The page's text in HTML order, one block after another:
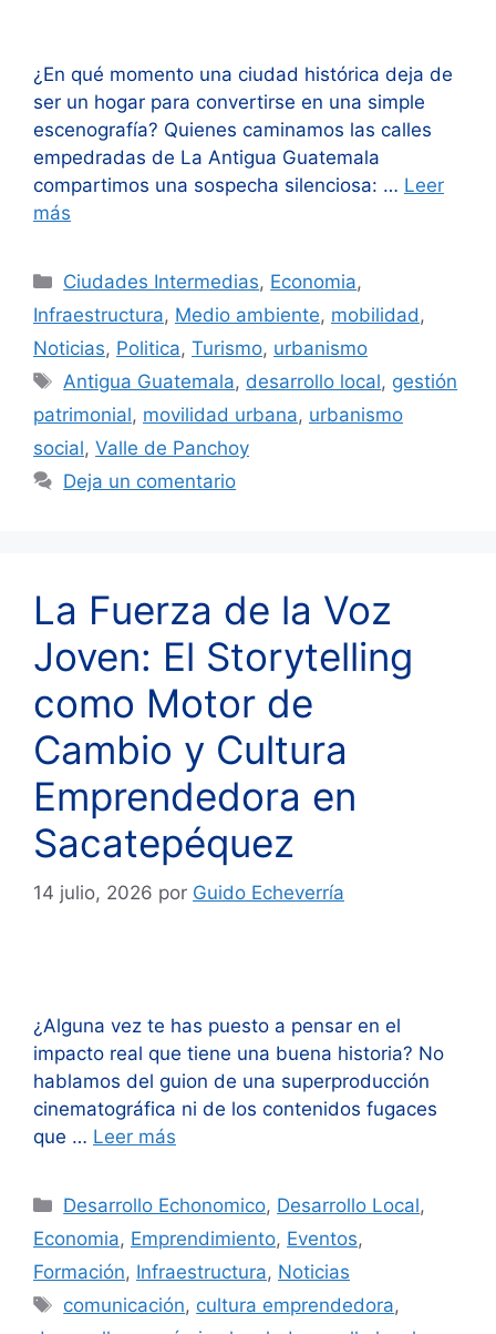
¿En qué momento una ciudad histórica deja de
ser un hogar para convertirse en una simple
escenografía? Quienes caminamos las calles
empedradas de La Antigua Guatemala
compartimos una sospecha silenciosa: … Leer
más
Categorías
Ciudades Intermedias, Economia,
Infraestructura, Medio ambiente, mobilidad,
Noticias, Politica, Turismo, urbanismo
Etiquetas
Antigua Guatemala, desarrollo local, gestión
patrimonial, movilidad urbana, urbanismo
social, Valle de Panchoy
Deja un comentario
La Fuerza de la Voz
Joven: El Storytelling
como Motor de
Cambio y Cultura
Emprendedora en
Sacatepéquez
14 julio, 2026 por Guido Echeverría
¿Alguna vez te has puesto a pensar en el
impacto real que tiene una buena historia? No
hablamos del guion de una superproducción
cinematográfica ni de los contenidos fugaces
que … Leer más
Categorías
Desarrollo Echonomico, Desarrollo Local,
Economia, Emprendimiento, Eventos,
Formación, Infraestructura, Noticias
Etiquetas
comunicación, cultura emprendedora,